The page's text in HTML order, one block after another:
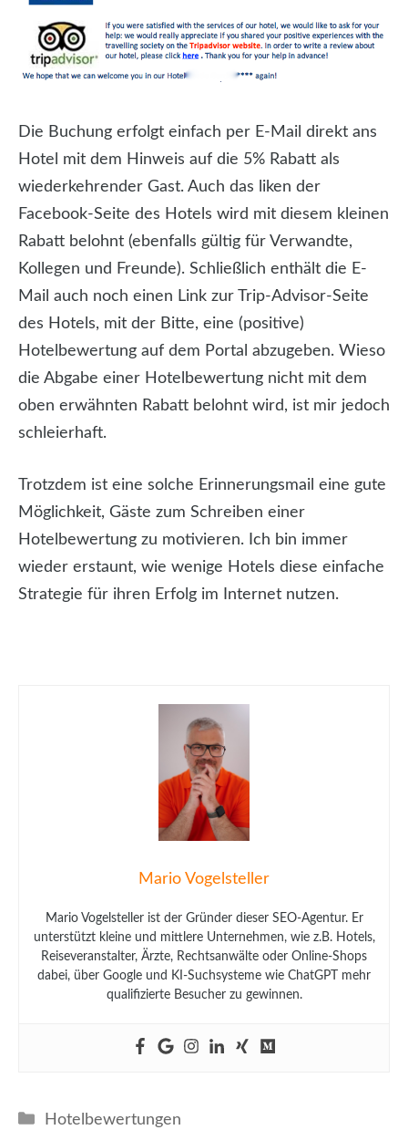
Die Buchung erfolgt einfach per E-Mail direkt ans
Hotel mit dem Hinweis auf die 5% Rabatt als
wiederkehrender Gast. Auch das liken der
Facebook-Seite des Hotels wird mit diesem kleinen
Rabatt belohnt (ebenfalls gültig für Verwandte,
Kollegen und Freunde). Schließlich enthält die E-
Mail auch noch einen Link zur Trip-Advisor-Seite
des Hotels, mit der Bitte, eine (positive)
Hotelbewertung auf dem Portal abzugeben. Wieso
die Abgabe einer Hotelbewertung nicht mit dem
oben erwähnten Rabatt belohnt wird, ist mir jedoch
schleierhaft.
Trotzdem ist eine solche Erinnerungsmail eine gute
Möglichkeit, Gäste zum Schreiben einer
Hotelbewertung zu motivieren. Ich bin immer
wieder erstaunt, wie wenige Hotels diese einfache
Strategie für ihren Erfolg im Internet nutzen.
Mario Vogelsteller
Mario Vogelsteller ist der Gründer dieser SEO-Agentur. Er
unterstützt kleine und mittlere Unternehmen, wie z.B. Hotels,
Reiseveranstalter, Ärzte, Rechtsanwälte oder Online-Shops
dabei, über Google und KI-Suchsysteme wie ChatGPT mehr
qualifizierte Besucher zu gewinnen.
Kategorien
Hotelbewertungen